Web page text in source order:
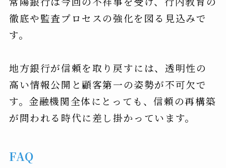
徹底や監査プロセスの強化を図る見込みで
す。
地方銀行が信頼を取り戻すには、透明性の
高い情報公開と顧客第一の姿勢が不可欠で
す。金融機関全体にとっても、信頼の再構築
が問われる時代に差し掛かっています。
FAQ